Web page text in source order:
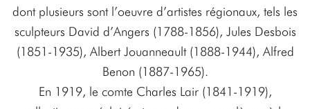
dont plusieurs sont l’oeuvre d’artistes régionaux, tels les
sculpteurs David d’Angers (1788-1856), Jules Desbois
(1851-1935), Albert Jouanneault (1888-1944), Alfred
Benon (1887-1965).
En 1919, le comte Charles Lair (1841-1919),